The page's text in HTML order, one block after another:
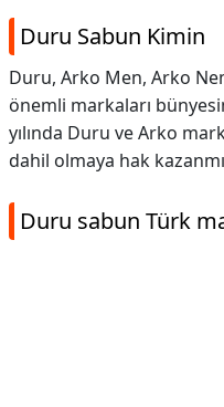
Duru Sabun Kimin
Duru, Arko Men, Arko
önemli markaları
yılında Duru ve Arko
dahil olmaya hak
Duru sabun Türk